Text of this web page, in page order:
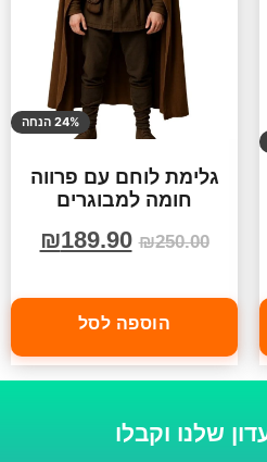
24% הנחה
גלימת לוחם עם פרווה
חומה למבוגרים
₪250.00
₪189.90
הוספה לסל
שלנו וקבלו